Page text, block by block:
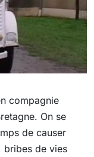
compagnie
On se
de causer
bribes de vies